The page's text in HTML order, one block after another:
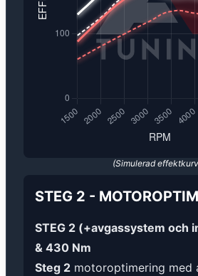
(Simulerad
STEG 2 -
STEG 2 (+avgassystem och
& 430 Nm
Steg 2 motoroptimering med